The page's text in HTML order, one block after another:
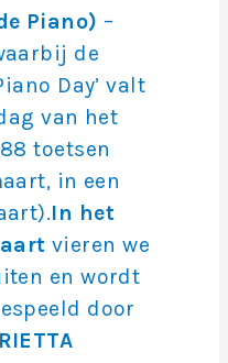
Piano) –
de
Day’ valt
van het
toetsen
in een
In het
vieren we
en wordt
door